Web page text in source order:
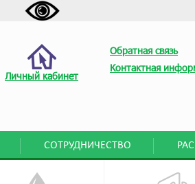
Личный кабинет
Обратная связь
Контактная
СОТРУДНИЧЕСТВО